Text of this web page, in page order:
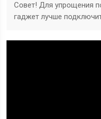
Совет! Для упрощения
гаджет лучше